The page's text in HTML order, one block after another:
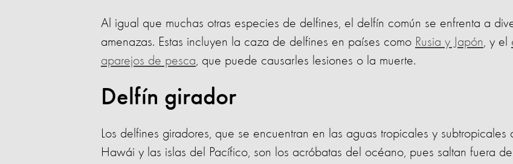
Al igual que muchas otras especies de delfines, el delfín común se enfrenta a
amenazas. Estas incluyen la caza de delfines en países como Rusia y Japón, y el
aparejos de pesca, que puede causarles lesiones o la muerte.
Delfín girador
Los delfines giradores, que se encuentran en las aguas tropicales y subtropicales
Hawái y las islas del Pacífico, son los acróbatas del océano, pues saltan fuera